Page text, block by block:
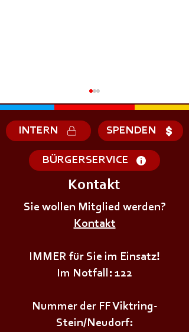
INTERN SPENDEN
BÜRGERSERVICE
Kontakt
Sie wollen Mitglied werden?
Kontakt
IMMER für Sie im Einsatz!
Im Notfall: 122
Nummer der FF Viktring-
Stein/Neudorf: